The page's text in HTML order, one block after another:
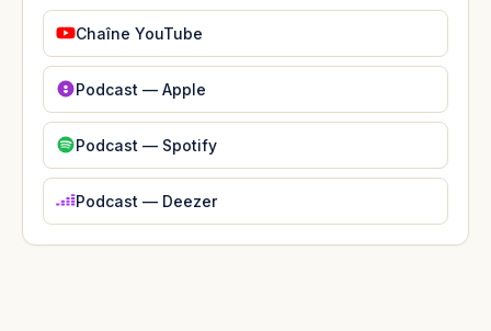
Chaîne YouTube
Podcast — Apple
Podcast — Spotify
Podcast — Deezer